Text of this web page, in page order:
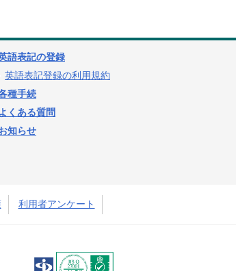
語表記の登録
英語表記登録の利用規約
種手続
よくある質問
知らせ
利用者アンケート